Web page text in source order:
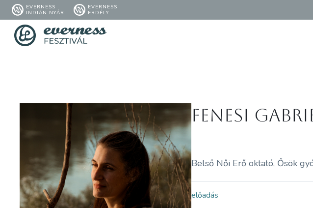
EVERNESS
INDIÁN NYÁR
EVERNESS
ERDÉLY
Fenesi
Belső Női Erő oktató, Ősök
előadás